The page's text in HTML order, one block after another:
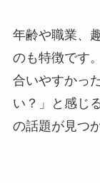
年齢や職業、
のも特徴です
合いやすかっ
い？」と感じ
の話題が見つ